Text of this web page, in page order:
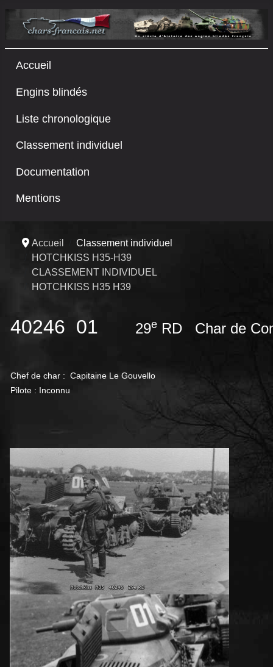
Accueil
Engins blindés
Liste chronologique
Classement individuel
Documentation
Mentions
Accueil
Classement individuel
HOTCHKISS H35-H39
CLASSEMENT INDIVIDUEL
HOTCHKISS H35 H39
40246 01 29e RD Char de
Chef de char : Capitaine Le Gouvello
Pilote : Inconnu